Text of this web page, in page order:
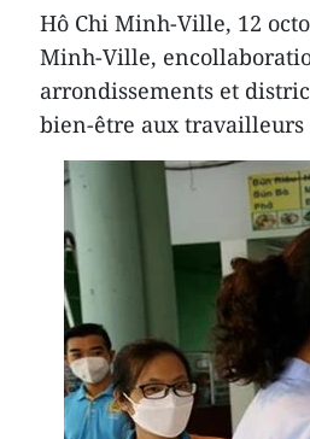
Hô Chi Minh-Ville, 12
Minh-Ville,
arrondissements et
bien-être aux